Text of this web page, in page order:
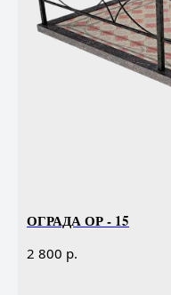
ОГРАДА ОР - 15
2 800 р.